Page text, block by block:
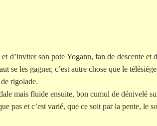
d’inviter son pote Yogann, fan de descente
se les gagner, c’est autre chose que le
rigolade.
mais fluide ensuite, bon cumul de dénivelé
pas et c’est varié, que ce soit par la pente, le